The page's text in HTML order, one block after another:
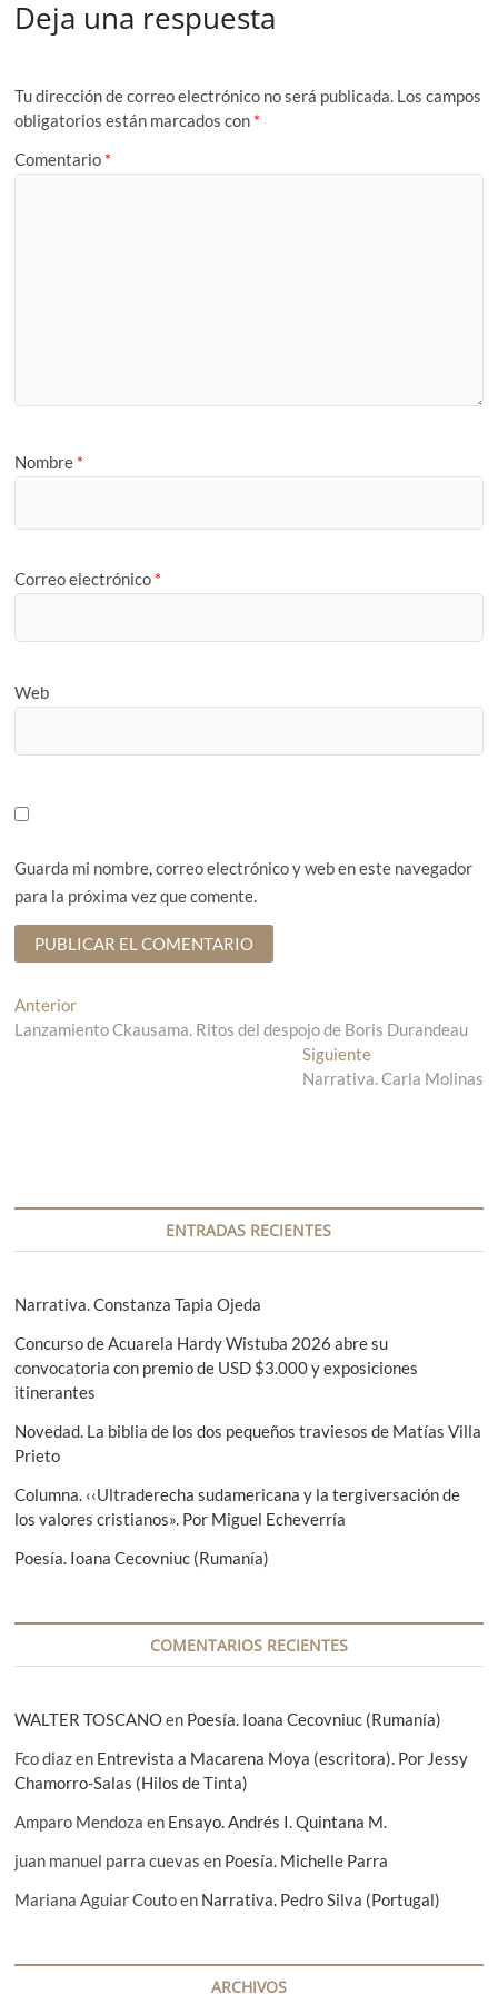
Deja una respuesta
Tu dirección de correo electrónico no será publicada. Los campos
obligatorios están marcados con *
Comentario *
Nombre *
Correo electrónico *
Web
Guarda mi nombre, correo electrónico y web en este navegador
para la próxima vez que comente.
N
a
i
ó
n
d
e
e
n
t
r
d
Anterior
n
e
i
r
:
Lanzamiento Ckausama. Ritos del despojo de Boris Durandeau
SiguienteE
n
i
e
n
e
Narrativa. Carla Molinas
ENTRADAS RECIENTES
Narrativa. Constanza Tapia Ojeda
Concurso de Acuarela Hardy Wistuba 2026 abre su
convocatoria con premio de USD $3.000 y exposiciones
itinerantes
Novedad. La biblia de los dos pequeños traviesos de Matías Villa
Prieto
Columna. ‹‹Ultraderecha sudamericana y la tergiversación de
los valores cristianos». Por Miguel Echeverría
Poesía. Ioana Cecovniuc (Rumanía)
COMENTARIOS RECIENTES
WALTER TOSCANOen Poesía. Ioana Cecovniuc (Rumanía)
Fco diazen Entrevista a Macarena Moya (escritora). Por Jessy
Chamorro-Salas (Hilos de Tinta)
Amparo Mendoza en Ensayo. Andrés I. Quintana M.
juan manuel parra cuevas en Poesía. Michelle Parra
Mariana Aguiar Coutoen Narrativa. Pedro Silva (Portugal)
ARCHIVOS